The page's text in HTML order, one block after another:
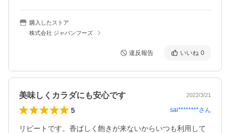
購入したストア
株式会社 ジャパンフーズ
違反報告 いいね 0
美味しくカラダにも安心です 2022/3/21
5 sai********さん
リピートです。香ばしく飽きが来ないからいつも利用して